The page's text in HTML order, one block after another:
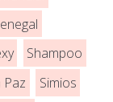
Shampoo
Paz
Simios